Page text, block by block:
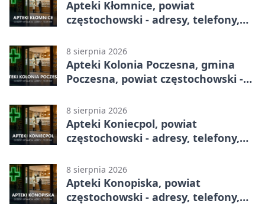
Apteki Kłomnice, powiat
częstochowski - adresy, telefony,
8 sierpnia 2026
Apteki Kolonia Poczesna, gmina
Poczesna, powiat częstochowski -
8 sierpnia 2026
Apteki Koniecpol, powiat
częstochowski - adresy, telefony,
8 sierpnia 2026
Apteki Konopiska, powiat
częstochowski - adresy, telefony,